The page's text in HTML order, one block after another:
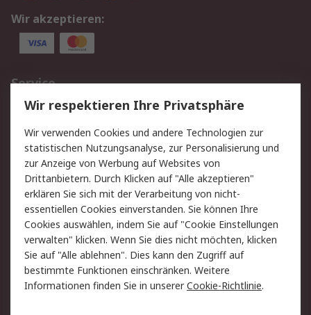
Wir akzeptieren:
Service
Value Added Services
Lieferlösungen
Rücksendungen
Kontakt
Hilfe
Rechtliches
AGB
Datenschutz
Cookie-Richtlinie
Zahlungsbedingungen
Copyright/Impressum
Über RS
Wir respektieren Ihre Privatsphäre
Wir verwenden Cookies und andere Technologien zur
statistischen Nutzungsanalyse, zur Personalisierung und
zur Anzeige von Werbung auf Websites von
Drittanbietern. Durch Klicken auf "Alle akzeptieren"
erklären Sie sich mit der Verarbeitung von nicht-
essentiellen Cookies einverstanden. Sie können Ihre
Cookies auswählen, indem Sie auf "Cookie Einstellungen
verwalten" klicken. Wenn Sie dies nicht möchten, klicken
Sie auf "Alle ablehnen". Dies kann den Zugriff auf
bestimmte Funktionen einschränken. Weitere
Informationen finden Sie in unsererCookie-Richtlinie.